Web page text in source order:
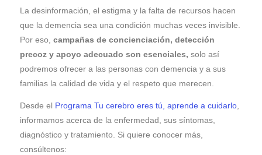
La desinformación, el estigma y la falta de recursos hacen
que la demencia sea una condición muchas veces invisible.
Por eso, campañas de concienciación, detección
precoz y apoyo adecuado son esenciales, solo así
podremos ofrecer a las personas con demencia y a sus
familias la calidad de vida y el respeto que merecen.
Desde el Programa Tu cerebro eres tú, aprende a cuidarlo,
informamos acerca de la enfermedad, sus síntomas,
diagnóstico y tratamiento. Si quiere conocer más,
consúltenos: